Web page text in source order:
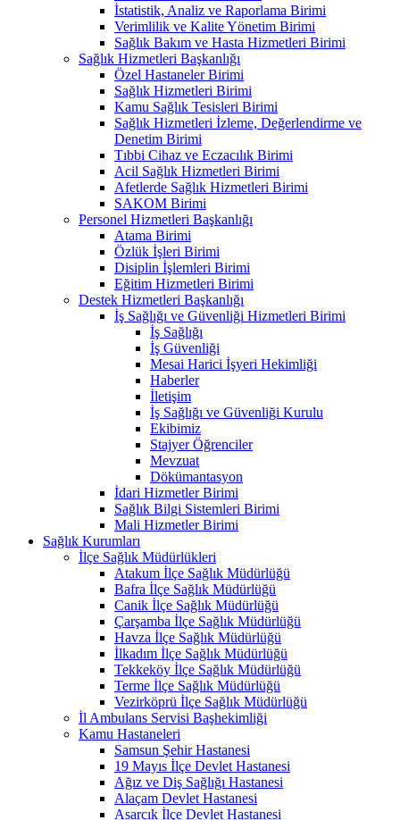
İstatistik, Analiz ve Raporlama Birimi
Verimlilik ve Kalite Yönetim Birimi
Sağlık Bakım ve Hasta Hizmetleri Birimi
Sağlık Hizmetleri Başkanlığı
Özel Hastaneler Birimi
Sağlık Hizmetleri Birimi
Kamu Sağlık Tesisleri Birimi
Sağlık Hizmetleri İzleme, Değerlendirme ve
Denetim Birimi
Tıbbi Cihaz ve Eczacılık Birimi
Acil Sağlık Hizmetleri Birimi
Afetlerde Sağlık Hizmetleri Birimi
SAKOM Birimi
Personel Hizmetleri Başkanlığı
Atama Birimi
Özlük İşleri Birimi
Disiplin İşlemleri Birimi
Eğitim Hizmetleri Birimi
Destek Hizmetleri Başkanlığı
İş Sağlığı ve Güvenliği Hizmetleri Birimi
İş Sağlığı
İş Güvenliği
Mesai Harici İşyeri Hekimliği
Haberler
İletişim
İş Sağlığı ve Güvenliği Kurulu
Ekibimiz
Stajyer Öğrenciler
Mevzuat
Dökümantasyon
İdari Hizmetler Birimi
Sağlık Bilgi Sistemleri Birimi
Mali Hizmetler Birimi
Sağlık Kurumları
İlçe Sağlık Müdürlükleri
Atakum İlçe Sağlık Müdürlüğü
Bafra İlçe Sağlık Müdürlüğü
Canik İlçe Sağlık Müdürlüğü
Çarşamba İlçe Sağlık Müdürlüğü
Havza İlçe Sağlık Müdürlüğü
İlkadım İlçe Sağlık Müdürlüğü
Tekkeköy İlçe Sağlık Müdürlüğü
Terme İlçe Sağlık Müdürlüğü
Vezirköprü İlçe Sağlık Müdürlüğü
İl Ambulans Servisi Başhekimliği
Kamu Hastaneleri
Samsun Şehir Hastanesi
19 Mayıs İlçe Devlet Hastanesi
Ağız ve Diş Sağlığı Hastanesi
Alaçam Devlet Hastanesi
Asarcık İlçe Devlet Hastanesi